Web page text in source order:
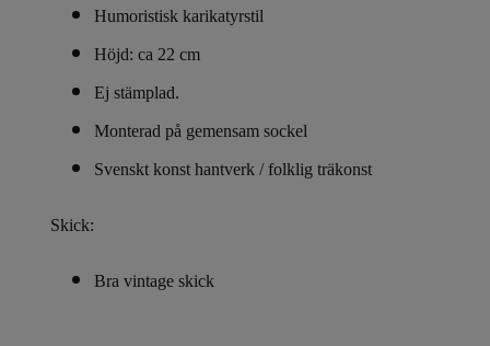
Humoristisk karikatyrstil
Höjd: ca 22 cm
Ej stämplad.
Monterad på gemensam sockel
Svenskt konst hantverk / folklig träkonst
Skick:
Bra vintage skick